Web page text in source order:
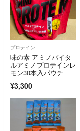
プロテイン
味の素 アミノバイタ
ルアミノプロテインレ
モン30本入パウチ
¥3,300